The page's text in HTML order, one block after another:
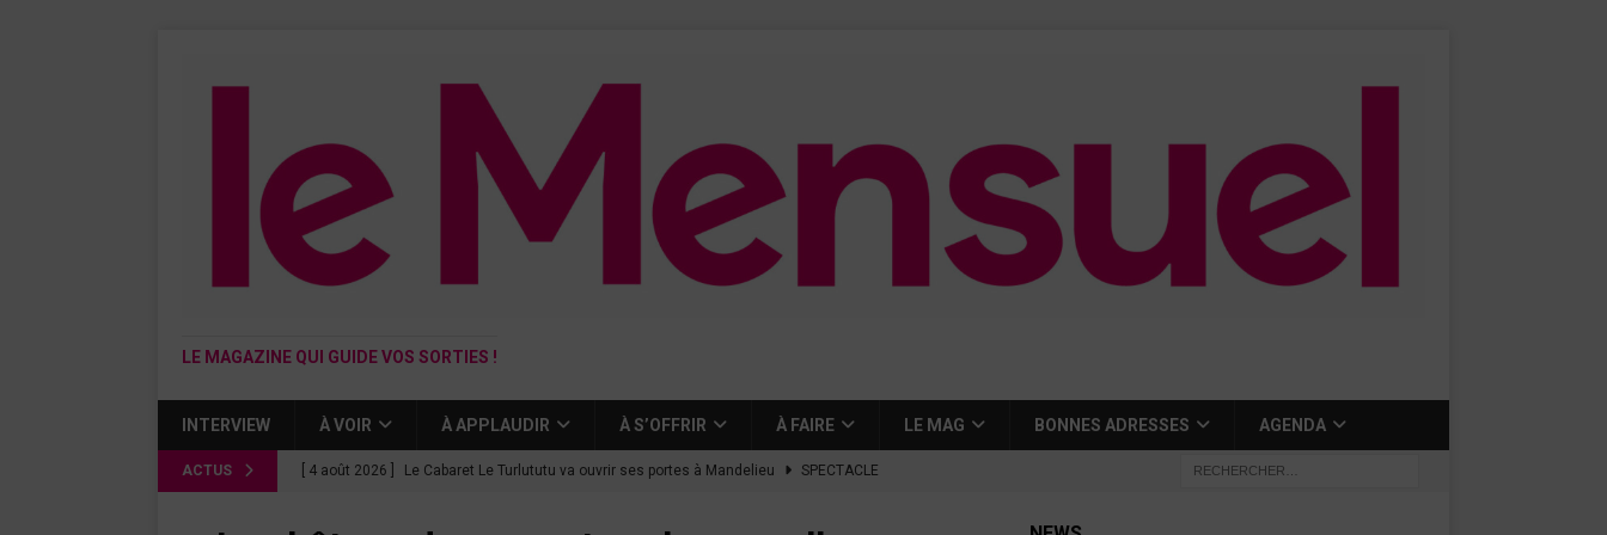
LE MAGAZINE QUI GUIDE VOS SORTIES !
INTERVIEW À VOIR À APPLAUDIR À S’OFFRIR À FAIRE LE MAG BONNES ADRESSES AGENDA
ACTUS [ 4 août 2026 ] Le Cabaret Le Turlututu va ouvrir ses portes à Mandelieu SPECTACLE